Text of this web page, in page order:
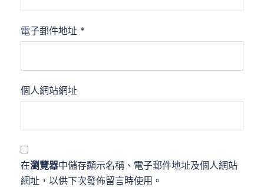
電子郵件地址 *
個人網站網址
在瀏覽器中儲存顯示名稱、電子郵件地址及個人網站
網址，以供下次發佈留言時使用。